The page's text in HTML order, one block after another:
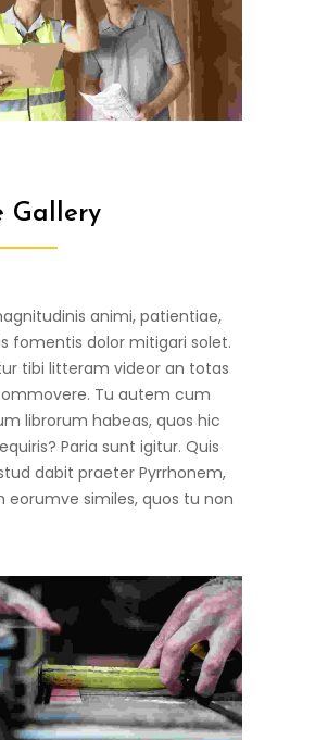
Gallery
animi, patientiae,
fomentis dolor mitigari solet.
tibi litteram videor an totas
Tu autem cum
librorum habeas, quos hic
Paria sunt igitur. Quis
dabit praeter Pyrrhonem,
eorumve similes, quos tu non